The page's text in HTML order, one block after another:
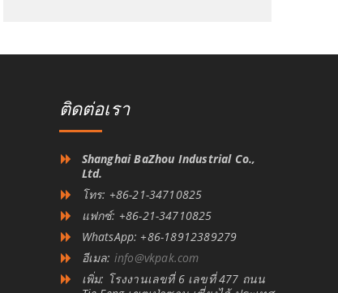
ติดต่อเรา
Shanghai BaZhou Industrial Co.,
Ltd.
โทร: +86-21-34710825
แฟกซ์: +86-21-34710825
WhatsApp: +86-18912389279
อีเมล: info@vkpak.com
เพิ่ม: โรงงานเลขที่ 6 เลขที่ 477 ถนน